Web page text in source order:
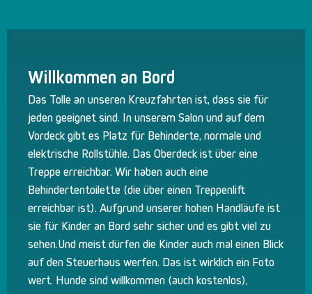
Willkommen an Bord
Das Tolle an unseren Kreuzfahrten ist, dass sie für
jeden geeignet sind. In unserem Salon und auf dem
Vordeck gibt es Platz für Behinderte, normale und
elektrische Rollstühle. Das Oberdeck ist über eine
Treppe erreichbar. Wir haben auch eine
Behindertentoilette (die über einen Treppenlift
erreichbar ist). Aufgrund unserer hohen Handläufe ist
sie für Kinder an Bord sehr sicher und es gibt viel zu
sehen.Und meist dürfen die Kinder auch mal einen Blick
auf den Steuerhaus werfen. Das ist wirklich ein Foto
wert. Hunde sind willkommen (auch kostenlos),